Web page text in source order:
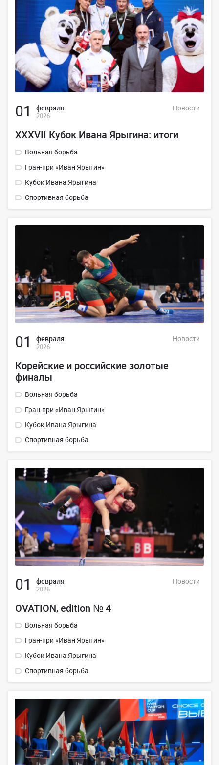
01 февраля
2026
Новости
XXXVII Кубок Ивана Ярыгина: итоги
Вольная борьба
Гран-при «Иван Ярыгин»
Кубок Ивана Ярыгина
Спортивная борьба
01 февраля
2026
Новости
Корейские и российские золотые
финалы
Вольная борьба
Гран-при «Иван Ярыгин»
Кубок Ивана Ярыгина
Спортивная борьба
01 февраля
2026
Новости
ОVATION, edition № 4
Вольная борьба
Гран-при «Иван Ярыгин»
Кубок Ивана Ярыгина
Спортивная борьба